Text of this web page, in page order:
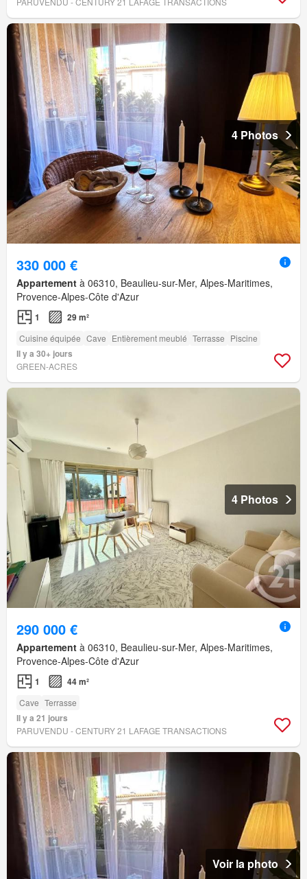
4 Photos
330 000 €
Appartement à 06310, Beaulieu-sur-Mer, Alpes-Maritimes,
Provence-Alpes-Côte d'Azur
1 29 m²
Cuisine équipée Cave Entièrement meublé Terrasse Piscine
Il y a 30+ jours
GREEN-ACRES
4 Photos
290 000 €
Appartement à 06310, Beaulieu-sur-Mer, Alpes-Maritimes,
Provence-Alpes-Côte d'Azur
1 44 m²
Cave Terrasse
Il y a 21 jours
PARUVENDU - CENTURY 21 LAFAGE TRANSACTIONS
Voir la photo